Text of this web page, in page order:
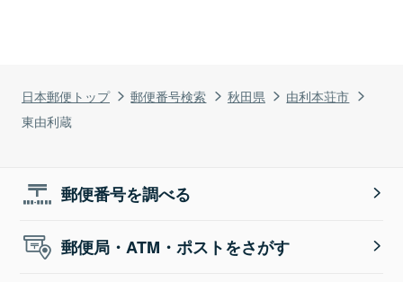
日本郵便トップ 郵便番号検索 秋田県
由利本荘市
東由利蔵
郵便番号を調べる
郵便局・ATM・ポストをさがす